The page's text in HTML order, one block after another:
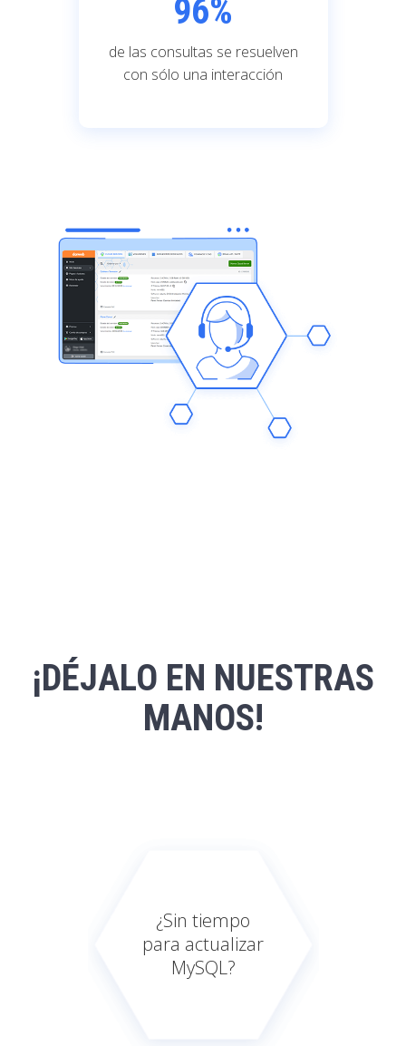
96%
de las consultas se resuelven
con sólo una interacción
¡DÉJALO EN NUESTRAS
MANOS!
¿Sin tiempo
para actualizar
MySQL?